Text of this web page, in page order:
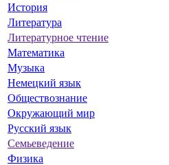
История
Литература
Литературное чтение
Математика
Музыка
Немецкий язык
Обществознание
Окружающий мир
Русский язык
Семьеведение
Физика